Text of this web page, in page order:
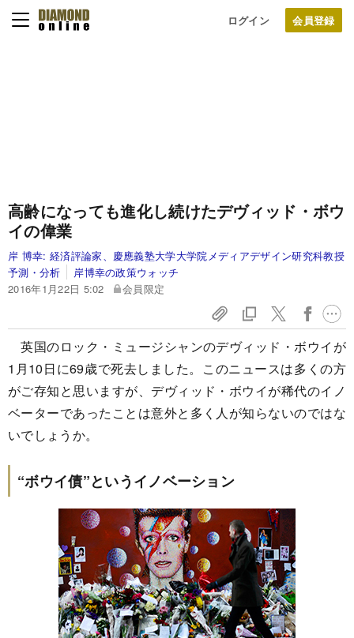
ログイン
高齢になっても進化し続けたデヴィッド・ボウ
イの偉業
岸 博幸: 経済評論家、慶應義塾大学大学院メディアデザイン研究科教授
予測・分析
岸博幸の政策ウォッチ
2016年1月22日 5:02
会員限定
英国のロック・ミュージシャンのデヴィッド・ボウイが
1月10日に69歳で死去しました。このニュースは多くの方
がご存知と思いますが、デヴィッド・ボウイが稀代のイノ
ベーターであったことは意外と多く人が知らないのではな
いでしょうか。
“ボウイ債”というイノベーション